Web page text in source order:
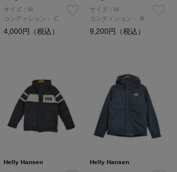
サイズ：M
コンディション： C
4,000円（税込）
サイズ：M
コンディション：
B
9,200円（税込）
Helly Hansen
Helly Hansen